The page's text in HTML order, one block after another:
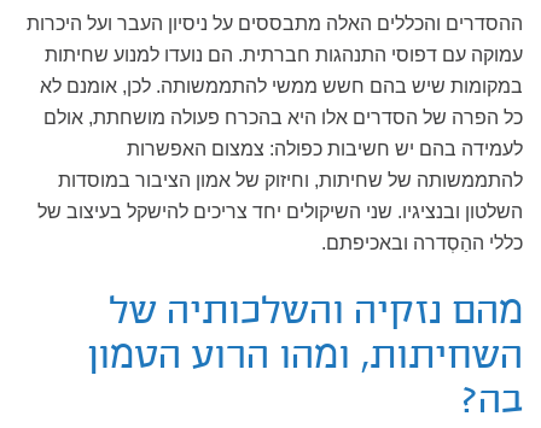
ההסדרים והכללים האלה מתבססים על ניסיון העבר ועל היכרות
עמוקה עם דפוסי התנהגות חברתית. הם נועדו למנוע שחיתות
במקומות שיש בהם חשש ממשי להתממשותה. לכן, אומנם לא
כל הפרה של הסדרים אלו היא בהכרח פעולה מושחתת, אולם
לעמידה בהם יש חשיבות כפולה: צמצום האפשרות
להתממשותה של שחיתות, וחיזוק של אמון הציבור במוסדות
השלטון ובנציגיו. שני השיקולים יחד צריכים להישקל בעיצוב של
כללי ההַסְדרה ובאכיפתם.
מהם נזקיה והשלכותיה של
השחיתות, ומהו הרוע הטמון
בה?